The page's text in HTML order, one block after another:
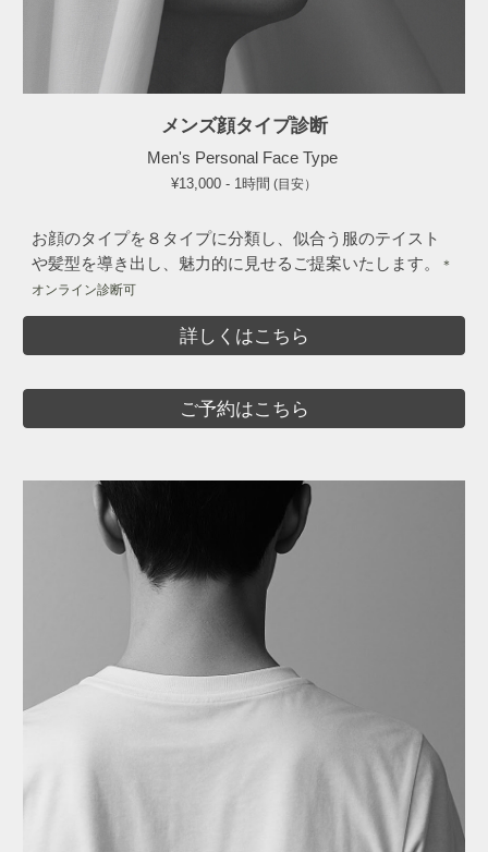
メンズ顔タイプ診断
Men's Personal Face Type
¥13,000 - 1時間 (目安）
お顔のタイプを８タイプに分類し、似合う服のテイスト
や髪型を導き出し、魅力的に見せるご提案いたします。
＊
オンライン診断可
詳しくはこちら
ご予約はこちら